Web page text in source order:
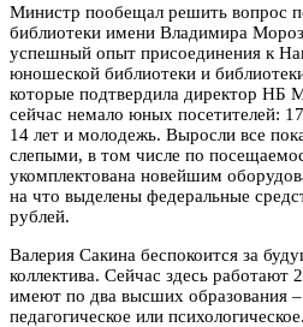
Министр пообещал решить вопрос
библиотеки имени Владимира
успешный опыт присоединения к
юношеской библиотеки и
которые подтвердила директор НБ
сейчас немало юных посетителей:
14 лет и молодежь. Выросли все
слепыми, в том числе по
укомплектована новейшим
на что выделены федеральные
рублей.
Валерия Сакина беспокоится за
коллектива. Сейчас здесь работают
имеют по два высших образования
педагогическое или психологическое.